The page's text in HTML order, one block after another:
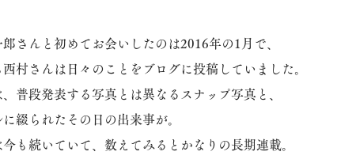
さんと初めてお会いしたのは2016年の1月で、
西村さんは日々のことをブログに投稿していました。
普段発表する写真とは異なるスナップ写真と、
に綴られたその日の出来事が。
今も続いていて、数えてみるとかなりの長期連載。